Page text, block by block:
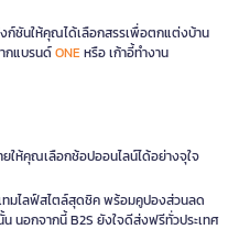
ก์ชันให้คุณได้เลือกสรรเพื่อตกแต่งบ้าน
กแบรนด์ONEหรือ เก้าอี้ทำงาน
ให้คุณเลือกช้อปออนไลน์ได้อย่างจุใจ
ทมไลฟ์สไตล์สุดชิค พร้อมคูปองส่วนลด
นอกจากนี้ B2S ยังใจดีส่งฟรีทั่วประเทศ